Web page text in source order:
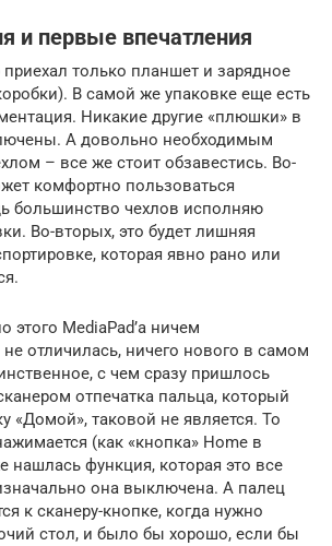
и первые впечатления
только планшет и зарядное
В самой же упаковке еще есть
Никакие другие «плюшки» в
А довольно необходимым
– все же стоит обзавестись. Во-
комфортно пользоваться
большинство чехлов исполняю
Во-вторых, это будет лишняя
которая явно рано или
этого MediaPad’a ничем
отличилась, ничего нового в самом
с чем сразу пришлось
отпечатка пальца, который
«Домой», таковой не является. То
(как «кнопка» Home в
нашлась функция, которая это все
она выключена. А палец
к сканеру-кнопке, когда нужно
стол, и было бы хорошо, если бы